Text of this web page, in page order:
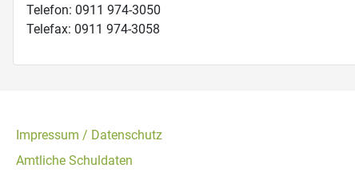
Telefon: 0911 974-3050
Telefax: 0911 974-3058
Impressum / Datenschutz
Amtliche Schuldaten